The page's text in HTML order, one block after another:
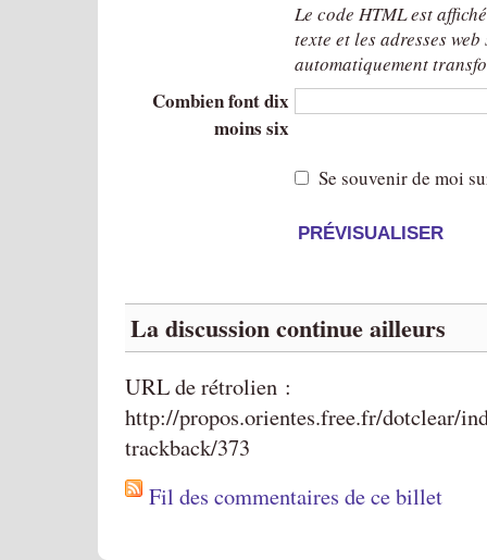
Le code HTML est
texte et les adresses web
automatiquement
Combien font dix
moins six
Se souvenir de moi
La discussion continue ailleurs
URL de rétrolien :
http://propos.orientes.free.fr/dotclear/
trackback/373
Fil des commentaires de ce billet